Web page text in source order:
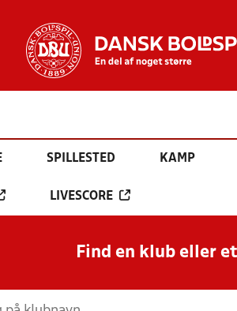
SPILLESTED KAMP
LIVESCORE
Find en klub eller